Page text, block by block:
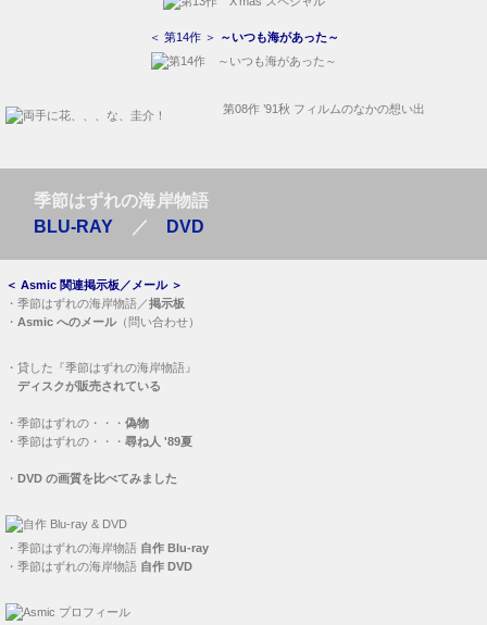
＜ 第14作 ＞ ～いつも海があった～
第08作 ’91秋 フィルムのなかの想い出
季節はずれの海岸物語
BLU-RAY ／ DVD
＜ Asmic 関連掲示板／メール＞
・ 季節はずれの海岸物語／掲示板
・ Asmic へのメール（問い合わせ）
・ 貸した『季節はずれの海岸物語』
ディスクが販売されている
・ 季節はずれの・・・ 偽物
・ 季節はずれの・・・ 尋ね人 '89夏
・ DVD の画質を比べてみました
・ 季節はずれの海岸物語 自作 Blu-ray
・ 季節はずれの海岸物語 自作 DVD